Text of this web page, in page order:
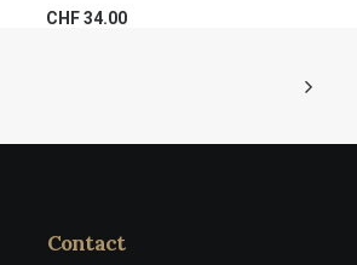
CHF34.00
Contact